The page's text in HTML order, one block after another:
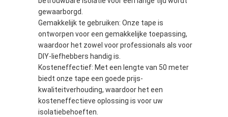
gewaarborgd.
Gemakkelijk te gebruiken: Onze tape is
ontworpen voor een gemakkelijke toepassing,
waardoor het zowel voor professionals als voor
DIY-liefhebbers handig is.
Kosteneffectief: Met een lengte van 50 meter
biedt onze tape een goede prijs-
kwaliteitverhouding, waardoor het een
kosteneffectieve oplossing is voor uw
isolatiebehoeften.